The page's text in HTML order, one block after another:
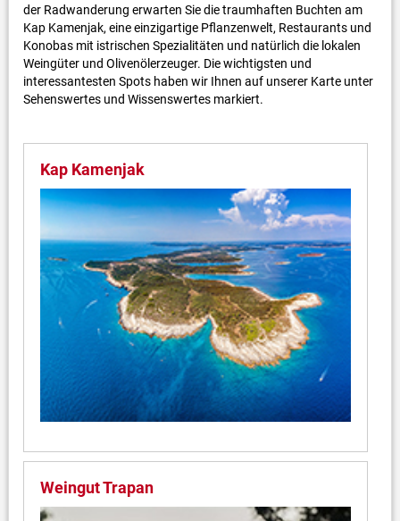
der Radwanderung erwarten Sie die traumhaften Buchten am
Kap Kamenjak, eine einzigartige Pflanzenwelt, Restaurants und
Konobas mit istrischen Spezialitäten und natürlich die lokalen
Weingüter und Olivenölerzeuger. Die wichtigsten und
interessantesten Spots haben wir Ihnen auf unserer Karte unter
Sehenswertes und Wissenswertes markiert.
Kap Kamenjak
Weingut Trapan